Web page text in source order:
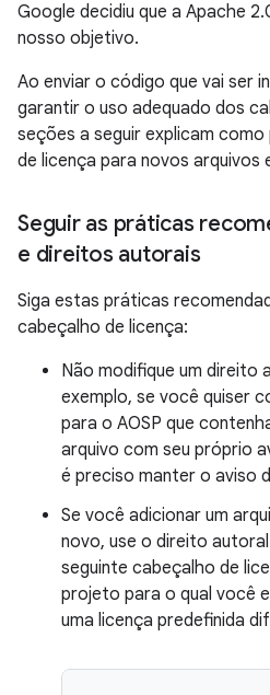
Google decidiu que a Apache
nosso objetivo.
Ao enviar o código que vai ser
garantir o uso adequado dos
seções a seguir explicam
de licença para novos arquivos
Seguir as práticas
e direitos autorais
Siga estas práticas
cabeçalho de licença:
Não modifique um direito
exemplo, se você quiser
para o AOSP que
arquivo com seu próprio
é preciso manter o aviso
Se você adicionar um
novo, use o direito
seguinte cabeçalho de
projeto para o qual você
uma licença predefinida